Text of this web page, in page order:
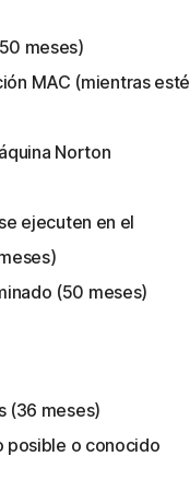
meses)
MAC (mientras esté
Norton
ejecuten en el
(50 meses)
(36 meses)
posible o conocido